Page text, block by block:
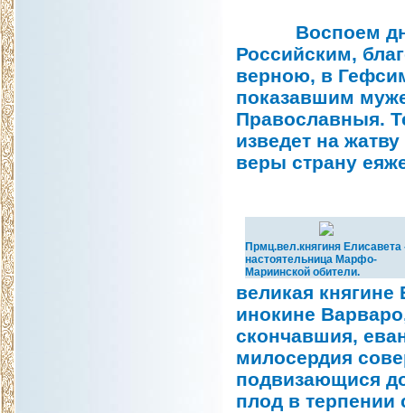
Воспоем
Российским,
верною, в
показавшим
Православныя.
изведет на
веры страну
Прмц.вел.княгиня Елисавета
настоятельница Марфо-
Мариинской обители.
великая княгине
инокине
скончавшия,
милосердия
подвизающися
плод в терпении